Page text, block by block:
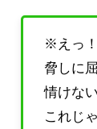
※えっ！
脅しに
情けない
これじ